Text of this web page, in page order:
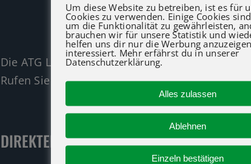
Die ATG LIFT Profis für Verkauf und Service
Rufen Sie an oder nutzen Sie unser
DIREKTER-KONTAKT
Um diese Website zu betreiben, ist es für
Cookies zu verwenden. Einige Cookies
um die Funktionalität zu gewährleisten,
brauchen wir für unsere Statistik und
helfen uns dir nur die Werbung
interessiert. Mehr erfährst du in unserer
Datenschutzerklärung.
Alles zulassen
Ablehnen
Einzeln bestätigen